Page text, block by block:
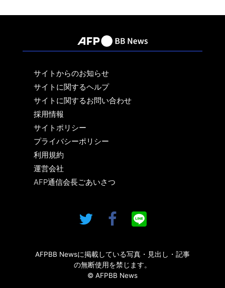
サイトからのお知らせ
サイトに関するヘルプ
サイトに関するお問い合わせ
採用情報
サイトポリシー
プライバシーポリシー
利用規約
運営会社
AFP通信会長ごあいさつ
AFPBB Newsに掲載している写真・見出し・記事
の無断使用を禁じます。
© AFPBB News